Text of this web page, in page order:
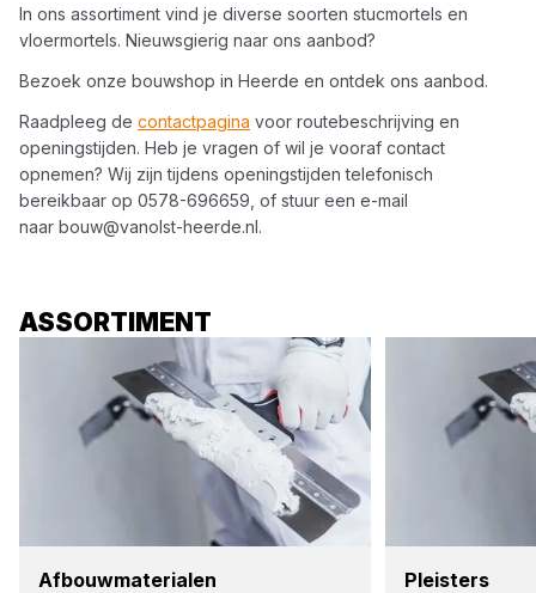
In ons assortiment vind je diverse soorten stucmortels en
vloermortels. Nieuwsgierig naar ons aanbod?
Bezoek onze bouwshop in Heerde en ontdek ons aanbod.
Raadpleeg de contactpagina voor routebeschrijving en
openingstijden. Heb je vragen of wil je vooraf contact
opnemen? Wij zijn tijdens openingstijden telefonisch
bereikbaar op 0578-696659 , of stuur een e-mail
naar bouw@vanolst-heerde.nl.
ASSORTIMENT
Afbouw­ma­te­ri­a­len Pleis­ters